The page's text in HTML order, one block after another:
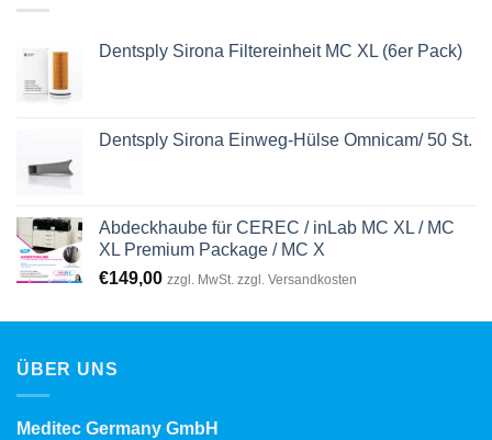
Dentsply Sirona Filtereinheit MC XL (6er Pack)
Dentsply Sirona Einweg-Hülse Omnicam/ 50 St.
Abdeckhaube für CEREC / inLab MC XL / MC
XL Premium Package / MC X
€149,00 zzgl. MwSt. zzgl. Versandkosten
ÜBER UNS
Meditec Germany GmbH